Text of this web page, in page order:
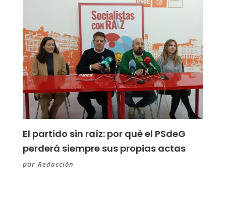
El partido sin raíz: por qué el PSdeG
perderá siempre sus propias actas
por Redacción